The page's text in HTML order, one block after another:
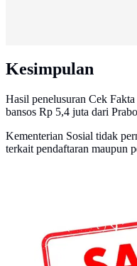
Kesimpulan
Hasil penelusuran Cek
bansos Rp 5,4 juta dari
Kementerian Sosial tidak
terkait pendaftaran maupun